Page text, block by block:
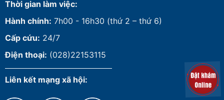
Thời gian làm việc:
Hành chính: 7h00 - 16h30 (thứ 2 – thứ 6)
Cấp cứu: 24/7
Điện thoại: (028)22153115
Liên kết mạng xã hội: